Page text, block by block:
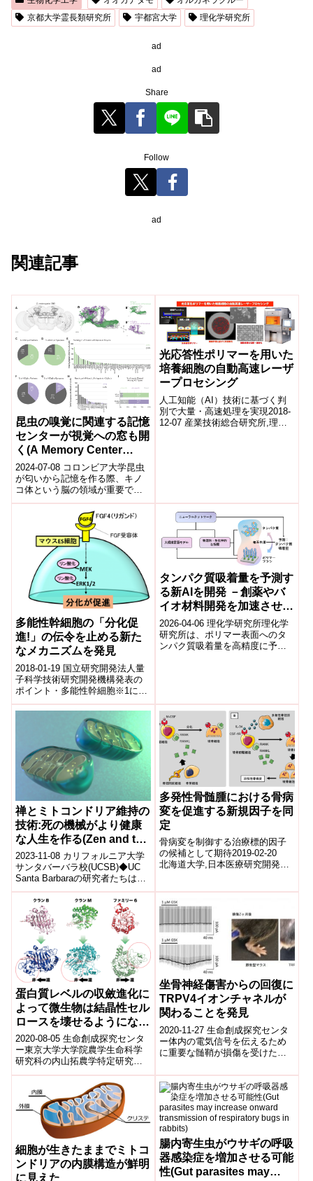
京都大学霊長類研究所
宇都宮大学 理化学研究所
ad
ad
Share
Follow
ad
関連記事
昆虫の嗅覚に関連する記憶
センターが視覚への窓も開
く(A Memory Center
Linked to Smell In
Insects Also Opens a
Window Into Their Sight)
2024-07-08 コロンビア大学昆虫
が匂いから記憶を作る際、キノ
コ体という脳の領域が重要で
す。興味深いことに、ショウジ
ョウバエでは、この領域の約
光応答性ポリマーを用いた
培養細胞の自動高速レーザ
ープロセシング
人工知能（AI）技術に基づく判
別で大量・高速処理を実現2018-
12-07 産業技術総合研究所,理化
多能性幹細胞の「分化促
進!」の伝令を止める新た
なメカニズムを発見
2018-01-19 国立研究開発法人量
子科学技術研究開発機構発表の
ポイント・多能性幹細胞※1にお
いて、初めて糖鎖の一種のO-
GlcNAc※2による分化※3の抑...
タンパク質吸着量を予測す
る新AIを開発 －創薬やバ
イオ材料開発を加速させる
予測モデル「BB-EIT」－
2026-04-06 理化学研究所理化学
研究所は、ポリマー表面へのタ
ンパク質吸着量を高精度に予測
禅とミトコンドリア維持の
技術:死の機械がより健康
な人生を作る(Zen and the
art of mitochondrial
maintenance: The
machinery of death
makes a healthier life)
2023-11-08 カリフォルニア大学
サンタバーバラ校(UCSB)◆UC
Santa Barbaraの研究者たちは、
細胞が何かがうまくいかないと
きに自殺するた...
多発性骨髄腫における骨病
変を促進する新規因子を同
定
骨病変を制御する治療標的因子
の候補として期待2019-02-20
北海道大学,日本医療研究開発機
ーロイ...
蛋白質レベルの収斂進化に
よって微生物は結晶性セル
ロースを壊せるようになっ
た
2020-08-05 生命創成探究センタ
ー東京大学大学院農学生命科学
研究科の内山拓農学特定研究
員、五十嵐圭日子准教授と名古
屋大学(兼・自然科学研究機構生
命創成探...
坐骨神経傷害からの回復に
TRPV4イオンチャネルが
関わることを発見
2020-11-27 生命創成探究センタ
ー体内の電気信号を伝えるため
に重要な髄鞘が損傷を受けた
ら回復するのか、その詳細なメ
カニズムは...
細胞が生きたままでミトコ
ンドリアの内膜構造が鮮明
に見えた
腸内寄生虫がウサギの呼吸
器感染症を増加させる可能
性(Gut parasites may